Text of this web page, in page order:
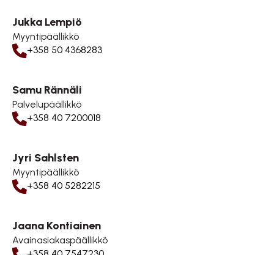
Jukka Lempiö
Myyntipäällikkö
+358 50 4368283
Samu Rännäli
Palvelupäällikkö
+358 40 7200018
Jyri Sahlsten
Myyntipäällikkö
+358 40 5282215
Jaana Kontiainen
Avainasiakaspäällikkö